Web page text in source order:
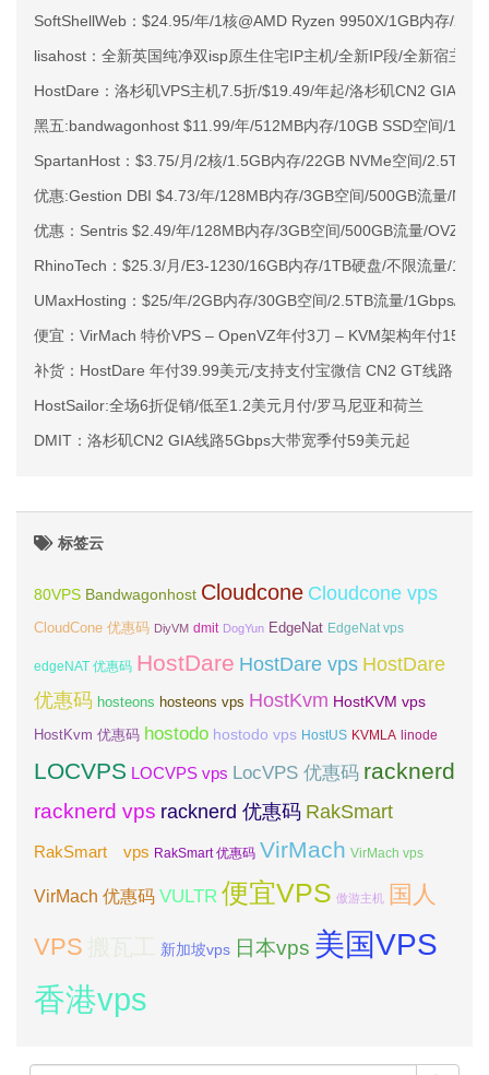
SoftShellWeb：$24.95/年/1核@AMD Ryzen 9950X/1GB内存/
lisahost：全新英国纯净双isp原生住宅IP主机/全新IP段/全新宿主机
HostDare：洛杉矶VPS主机7.5折/$19.49/年起/洛杉矶CN2 GIA/日
黑五:bandwagonhost $11.99/年/512MB内存/10GB SSD空间/1TB
SpartanHost：$3.75/月/2核/1.5GB内存/22GB NVMe空间/2.5TB
优惠:Gestion DBI $4.73/年/128MB内存/3GB空间/500GB流量/
优惠：Sentris $2.49/年/128MB内存/3GB空间/500GB流量/OVZ 西
RhinoTech：$25.3/月/E3-1230/16GB内存/1TB硬盘/不限流量/
UMaxHosting：$25/年/2GB内存/30GB空间/2.5TB流量/1Gbps/
便宜：VirMach 特价VPS – OpenVZ年付3刀 – KVM架构年付15刀
补货：HostDare 年付39.99美元/支持支付宝微信 CN2 GT线路
HostSailor:全场6折促销/低至1.2美元月付/罗马尼亚和荷兰
DMIT：洛杉矶CN2 GIA线路5Gbps大带宽季付59美元起
标签云
80VPS Bandwagonhost Cloudcone Cloudcone vps
CloudCone 优惠码 DiyVM dmit DogYun EdgeNat EdgeNat vps
edgeNAT 优惠码 HostDare HostDare vps HostDare
优惠码 hosteons hosteons vps HostKvm HostKVM vps
HostKvm 优惠码 hostodo hostodo vps HostUS KVMLA linode
LOCVPS LOCVPS vps LocVPS 优惠码 racknerd
racknerd vps racknerd 优惠码 RakSmart
RakSmart vps RakSmart 优惠码 VirMach VirMach vps
VirMach 优惠码 VULTR 便宜VPS 傲游主机
国人
VPS
新加坡vps 日本vps 美国VPS
香港vps